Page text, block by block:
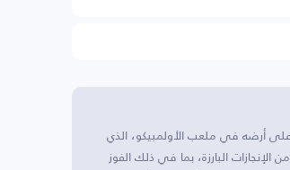
على أرضه في ملعب الأولمبيكو، الذي
تأسس النادي في عام 1927، وحقق العديد من الإنجازات البارزة، بما في ذلك الفوز